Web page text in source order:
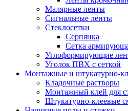
Малярные ленты
Сигнальные ленты
Стеклосетки
Серпянка
Сетка
Углоформирующие
Уголок ПВХ с сеткой
Монтажные и штукатурно-
Кладочные растворы
Монтажный клей для
Штукатурно-клеевые